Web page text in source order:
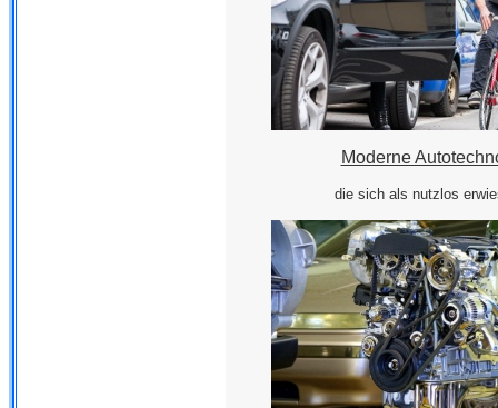
Moderne
die sich als nutzlos